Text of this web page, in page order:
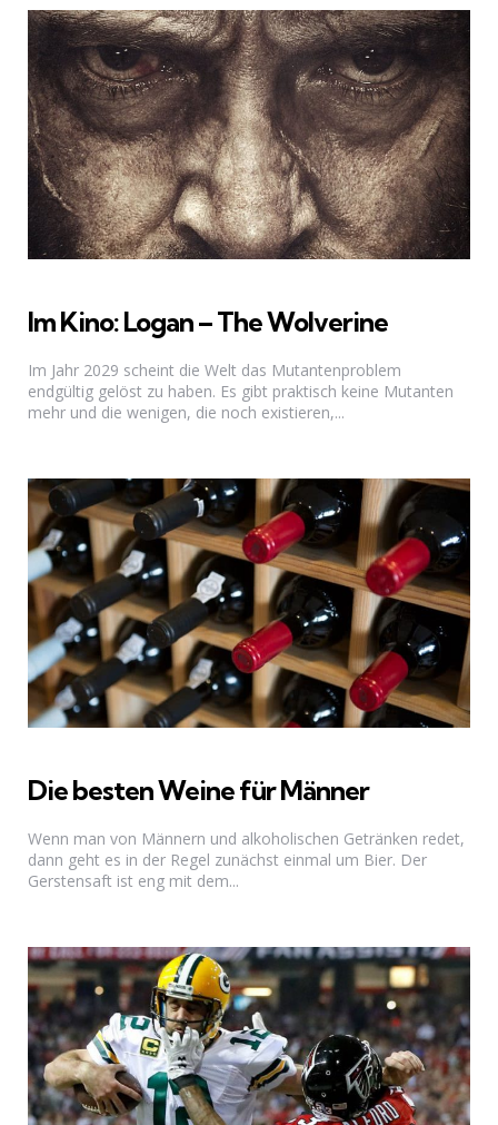
Im Kino: Logan – The Wolverine
Im Jahr 2029 scheint die Welt das Mutantenproblem
endgültig gelöst zu haben. Es gibt praktisch keine Mutanten
mehr und die wenigen, die noch existieren,...
Die besten Weine für Männer
Wenn man von Männern und alkoholischen Getränken redet,
dann geht es in der Regel zunächst einmal um Bier. Der
Gerstensaft ist eng mit dem...